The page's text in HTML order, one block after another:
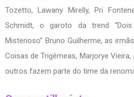
Tozetto, Lawany Mirelly, Pri
Schmidt, o garoto da trend
Misterioso” Bruno Guilherme, as
Coisas de Trigêmeas, Marjorye
outros fazem parte do time da